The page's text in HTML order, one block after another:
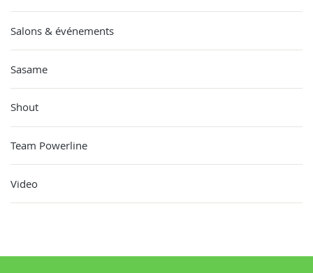
Salons & événements
Sasame
Shout
Team Powerline
Video